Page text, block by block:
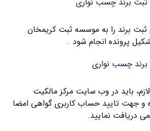
ثبت برند را به موسسه ثبت کریمخان
پرونده انجام شود .
برند چسب نواری
باید در وب سایت مرکز مالکیت
و جهت تایید حساب کاربری گواهی امضا
دریافت نمایید.